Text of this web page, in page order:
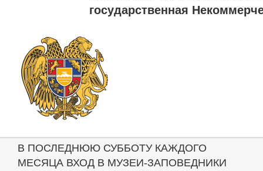
государственная
В ПОСЛЕДНЮЮ СУББОТУ КАЖДОГО
МЕСЯЦА ВХОД В МУЗЕИ-ЗАПОВЕДНИКИ